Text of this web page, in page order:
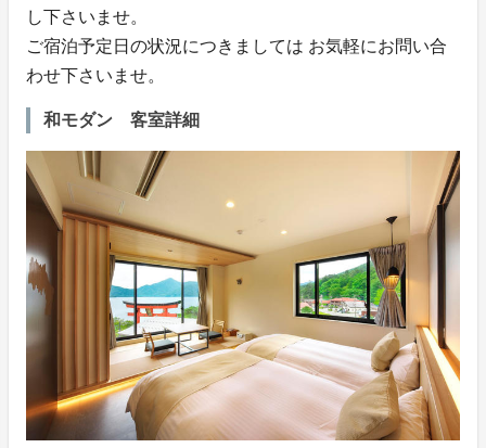
し下さいませ。
ご宿泊予定日の状況につきましては お気軽にお問い合
わせ下さいませ。
和モダン 客室詳細